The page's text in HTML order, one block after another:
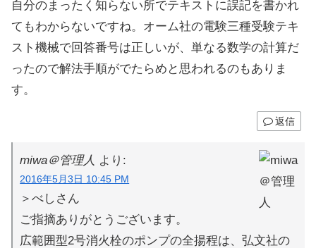
自分のまったく知らない所でテキストに誤記を書かれ
てもわからないですね。オーム社の電験三種受験テキ
スト機械で回答番号は正しいが、単なる数学の計算だ
ったので解法手順がでたらめと思われるのもありま
す。
返信
miwa＠管理人 より:
2016年5月3日 10:45 PM
＞べしさん
ご指摘ありがとうございます。
広範囲型2号消火栓のポンプの全揚程は、弘文社の